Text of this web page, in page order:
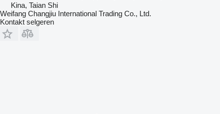
Kina, Taian Shi
Weifang Changjiu International Trading Co., Ltd.
Kontakt selgeren